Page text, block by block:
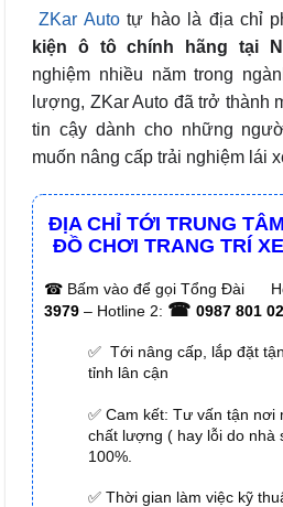
ZKar Autotự hào là địa chỉ
kiện ô tô chính hãng tại
nghiệm nhiều năm trong
lượng, ZKar Auto đã trở thành
tin cậy dành cho những
muốn nâng cấp trải nghiệm lái
ĐỊA CHỈ TỚI TRUNG
ĐỒ CHƠI TRANG TRÍ
☎ Bấm vào để gọi Tổng Đài
3979 – Hotline 2: ☎ 0987 801
✅ Tới nâng cấp, lắp đặt
tỉnh lân cận
✅ Cam kết: Tư vấn tận nơi
chất lượng ( hay lỗi do nhà
100%.
✅ Thời gian làm việc kỹ